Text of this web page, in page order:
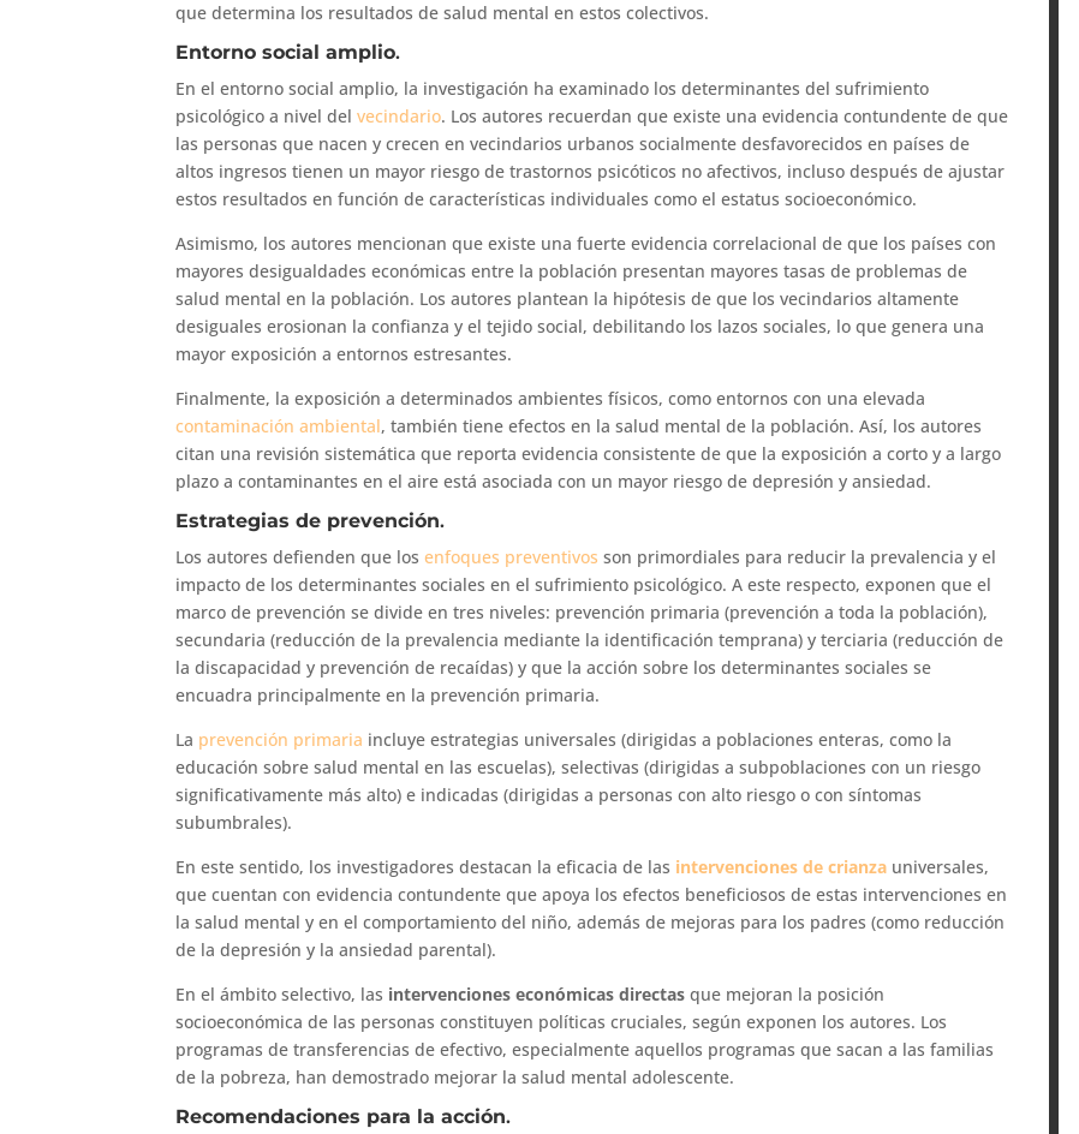
que determina los resultados de salud mental en estos colectivos.
Entorno social amplio.
En el entorno social amplio, la investigación ha examinado los determinantes del sufrimiento
psicológico a nivel delvecindario. Los autores recuerdan que existe una evidencia contundente de que
las personas que nacen y crecen en vecindarios urbanos socialmente desfavorecidos en países de
altos ingresos tienen un mayor riesgo de trastornos psicóticos no afectivos, incluso después de ajustar
estos resultados en función de características individuales como el estatus socioeconómico.
Asimismo, los autores mencionan que existe una fuerte evidencia correlacional de que los países con
mayores desigualdades económicas entre la población presentan mayores tasas de problemas de
salud mental en la población. Los autores plantean la hipótesis de que los vecindarios altamente
desiguales erosionan la confianza y el tejido social, debilitando los lazos sociales, lo que genera una
mayor exposición a entornos estresantes.
Finalmente, la exposición a determinados ambientes físicos, como entornos con una elevada
contaminación ambiental, también tiene efectos en la salud mental de la población. Así, los autores
citan una revisión sistemática que reporta evidencia consistente de que la exposición a corto y a largo
plazo a contaminantes en el aire está asociada con un mayor riesgo de depresión y ansiedad.
Estrategias de prevención.
Los autores defienden que losenfoques preventivos son primordiales para reducir la prevalencia y el
impacto de los determinantes sociales en el sufrimiento psicológico. A este respecto, exponen que el
marco de prevención se divide en tres niveles: prevención primaria (prevención a toda la población),
secundaria (reducción de la prevalencia mediante la identificación temprana) y terciaria (reducción de
la discapacidad y prevención de recaídas) y que la acción sobre los determinantes sociales se
encuadra principalmente en la prevención primaria.
La prevención primaria incluye estrategias universales (dirigidas a poblaciones enteras, como la
educación sobre salud mental en las escuelas), selectivas (dirigidas a subpoblaciones con un riesgo
significativamente más alto) e indicadas (dirigidas a personas con alto riesgo o con síntomas
subumbrales).
En este sentido, los investigadores destacan la eficacia de las intervenciones de crianza universales,
que cuentan con evidencia contundente que apoya los efectos beneficiosos de estas intervenciones en
la salud mental y en el comportamiento del niño, además de mejoras para los padres (como reducción
de la depresión y la ansiedad parental).
En el ámbito selectivo, las intervenciones económicas directas que mejoran la posición
socioeconómica de las personas constituyen políticas cruciales, según exponen los autores. Los
programas de transferencias de efectivo, especialmente aquellos programas que sacan a las familias
de la pobreza, han demostrado mejorar la salud mental adolescente.
Recomendaciones para la acción.